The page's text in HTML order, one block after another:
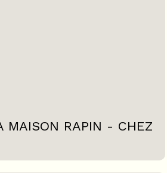
MAISON RAPIN - CHEZ